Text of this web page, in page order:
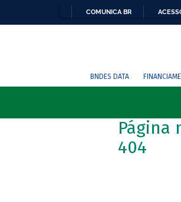
COMUNICA BR
BNDES DATA
Página
404